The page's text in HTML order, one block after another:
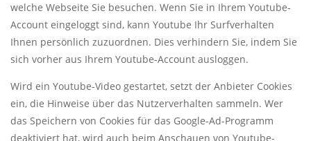
welche Webseite Sie besuchen. Wenn Sie in Ihrem Youtube-
Account eingeloggt sind, kann Youtube Ihr Surfverhalten
Ihnen persönlich zuzuordnen. Dies verhindern Sie, indem Sie
sich vorher aus Ihrem Youtube-Account ausloggen.
Wird ein Youtube-Video gestartet, setzt der Anbieter Cookies
ein, die Hinweise über das Nutzerverhalten sammeln. Wer
das Speichern von Cookies für das Google-Ad-Programm
deaktiviert hat, wird auch beim Anschauen von Youtube-